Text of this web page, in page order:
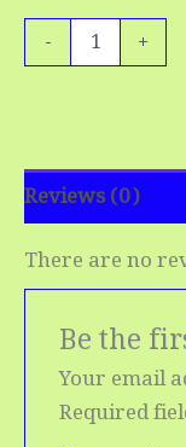
-
+
Reviews (0)
There are no
Be the
Your email
Required